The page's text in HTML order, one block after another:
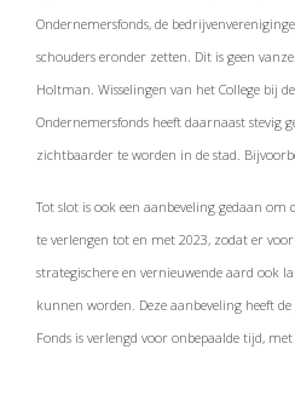
Ondernemersfonds, de
schouders eronder zetten. Dit is geen
Holtman. Wisselingen van het College bij
Ondernemersfonds heeft daarnaast stevig
zichtbaarder te worden in de stad.
Tot slot is ook een aanbeveling gedaan
te verlengen tot en met 2023, zodat er
strategischere en vernieuwende aard ook
kunnen worden. Deze aanbeveling heeft
Fonds is verlengd voor onbepaalde tijd,